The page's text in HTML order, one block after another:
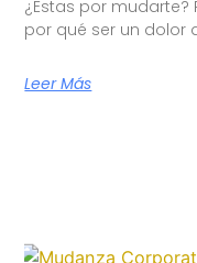
¿Estas por mudarte?
por qué ser un dolor
Leer Más